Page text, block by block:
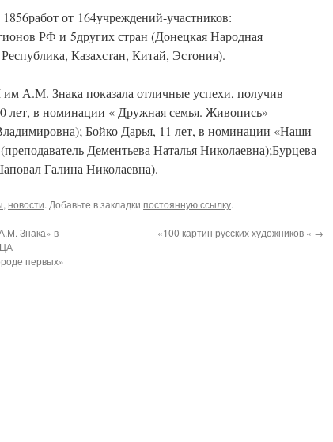
от 164учреждений-участников:
РФ и 5других стран (Донецкая Народная
Казахстан, Китай, Эстония).
А.М. Знака показала отличные успехи, получив
лет, в номинации « Дружная семья. Живопись»
Бойко Дарья, 11 лет, в номинации «Наши
Дементьева Наталья Николаевна);Бурцева
Галина Николаевна).
, новости. Добавьте в закладки постоянную ссылку.
Знака» в
первых»
«100 картин русских художников « →